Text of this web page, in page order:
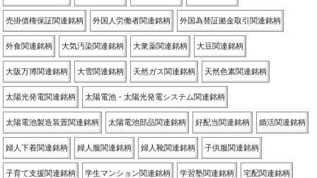
売掛債権保証関連銘柄 外国人労働者関連銘柄 外国為替証拠金取引関連銘柄
外食関連銘柄 大気汚染関連銘柄 大衆薬関連銘柄 大豆関連銘柄
大阪万博関連銘柄 大雪関連銘柄 天然ガス関連銘柄 天然色素関連銘柄
太陽光発電関連銘柄 太陽電池・太陽光発電システム関連銘柄
太陽電池製造装置関連銘柄 太陽電池部品関連銘柄 好配当関連銘柄 婚活関連銘柄
婦人下着関連銘柄 婦人服関連銘柄 婦人靴関連銘柄 子供服関連銘柄
子育て支援関連銘柄 学生マンション関連銘柄 学習塾関連銘柄 宅配関連銘柄